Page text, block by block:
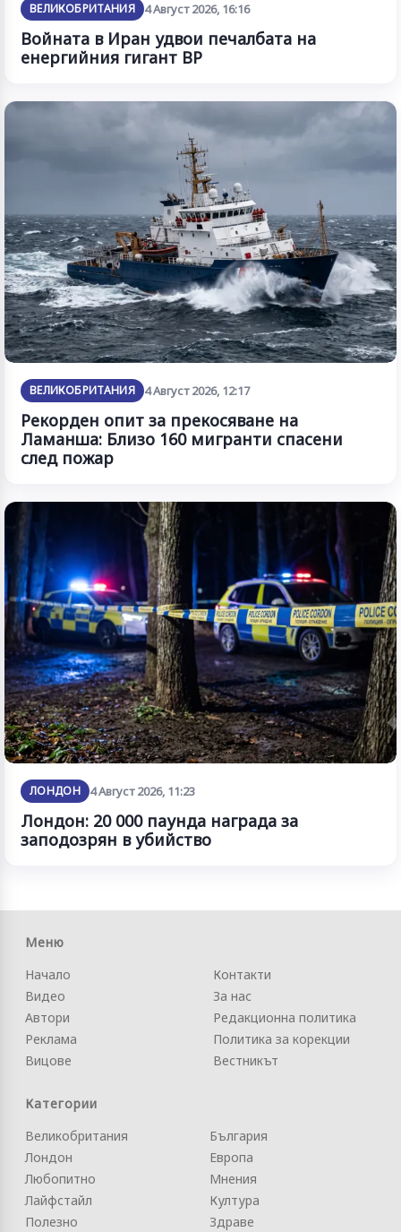
ВЕЛИКОБРИТАНИЯ 4 Август 2026, 16:16
Войната в Иран удвои печалбата на
енергийния гигант BP
ВЕЛИКОБРИТАНИЯ 4 Август 2026, 12:17
Рекорден опит за прекосяване на
Ламанша: Близо 160 мигранти спасени
след пожар
ЛОНДОН 4 Август 2026, 11:23
Лондон: 20 000 паунда награда за
заподозрян в убийство
Меню
Начало
Видео
Автори
Реклама
Вицове
Контакти
За нас
Редакционна политика
Политика за корекции
Вестникът
Категории
Великобритания
Лондон
Любопитно
Лайфстайл
Полезно
България
Европа
Мнения
Култура
Здраве